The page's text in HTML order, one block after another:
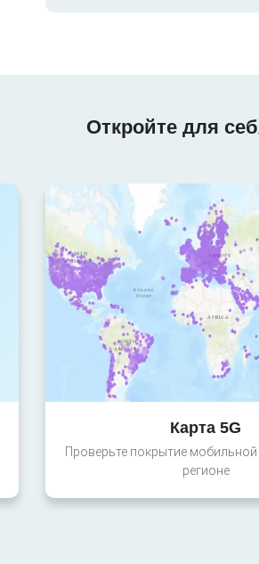
Откройте для
Карта 5G
Проверьте покрытие
регионе